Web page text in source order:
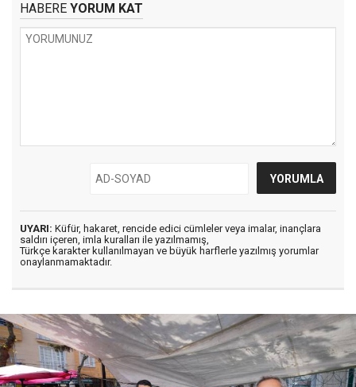
HABERE YORUM KAT
UYARI: Küfür, hakaret, rencide edici cümleler veya imalar, inançlara
saldırı içeren, imla kuralları ile yazılmamış,
Türkçe karakter kullanılmayan ve büyük harflerle yazılmış yorumlar
onaylanmamaktadır.